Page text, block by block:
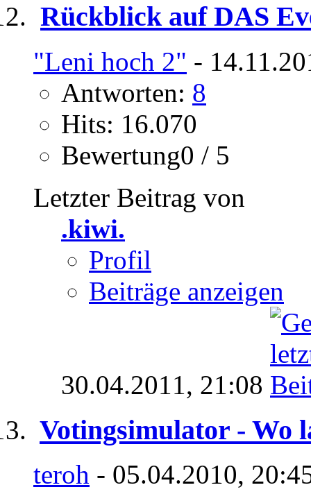
Rückblick auf DAS
"Leni hoch 2" -
Antworten: 8
Hits: 16.070
Bewertung0 / 5
Letzter Beitrag von
.kiwi.
Profil
Beiträge anzeigen
30.04.2011, 21:08
Votingsimulator - Wo
teroh - 05.04.2010,